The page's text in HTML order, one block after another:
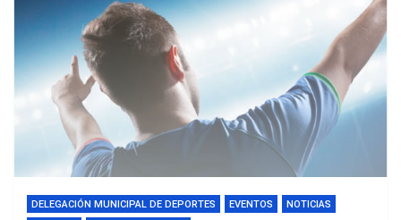
DELEGACIÓN MUNICIPAL DE DEPORTES EVENTOS
NOTICIAS